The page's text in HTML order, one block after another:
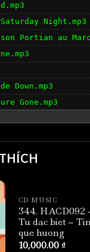
Night.mp3
Portian au
Down.mp3
Gone.mp3
CD MUSIC
344. HACD092
Tu dac biet –
que huong
10,000.00 ₫